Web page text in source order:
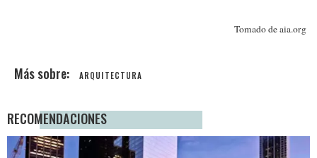
Tomado de aia.org
ARQUITECTURA
RECOMENDACIONES